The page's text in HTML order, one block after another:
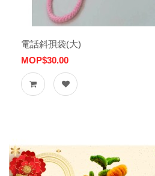
電話斜孭袋(大)
MOP$30.00